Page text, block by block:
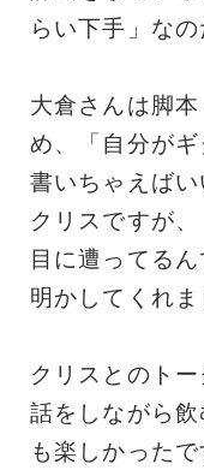
らい下手」なの
大倉さんは脚
め、「自分が
書いちゃえば
クリスですが
目に遭ってる
明かしてくれま
クリスとのト
話をしながら
も楽しかった